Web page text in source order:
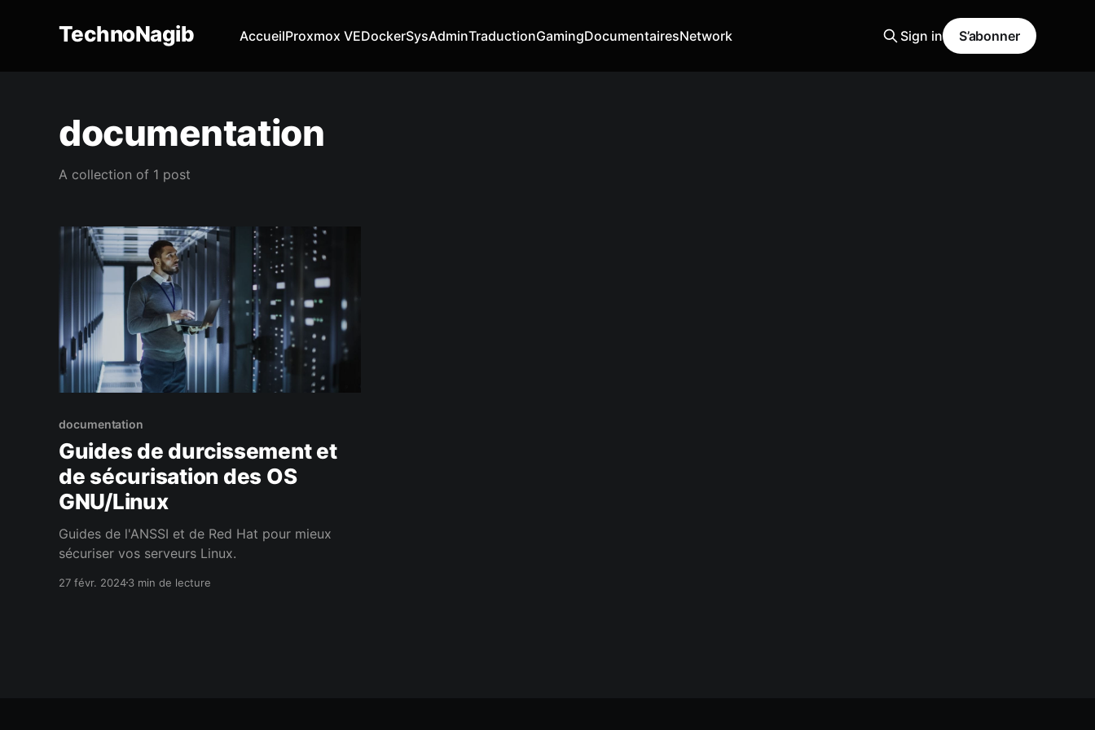
TechnoNagib AccueilProxmox VEDockerSysAdminTraductionGamingDocumentairesNetwork Sign in S’abonner
documentation
A collection of 1 post
documentation
Guides de durcissement et
de sécurisation des OS
GNU/Linux
Guides de l'ANSSI et de Red Hat pour mieux
sécuriser vos serveurs Linux.
27 févr. 20243 min de lecture